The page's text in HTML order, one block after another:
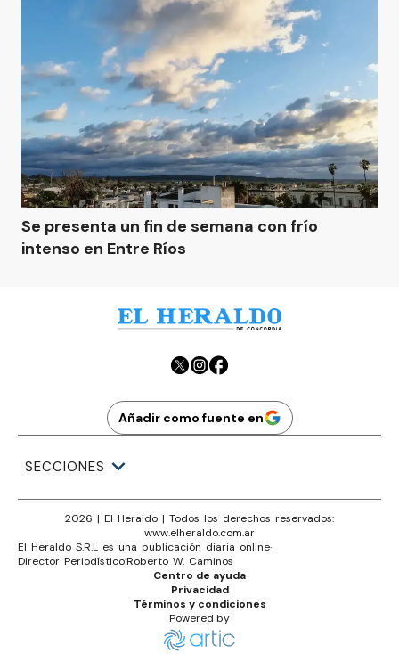
Se presenta un fin de semana con frío
intenso en Entre Ríos
Añadir como fuente en
SECCIONES
2026 | El Heraldo | Todos los derechos reservados:
www.elheraldo.com.ar
El Heraldo S.R.L es una publicación diaria online·
Director Periodístico:Roberto W. Caminos
Términos y condiciones
Privacidad
Centro de ayuda
Powered by